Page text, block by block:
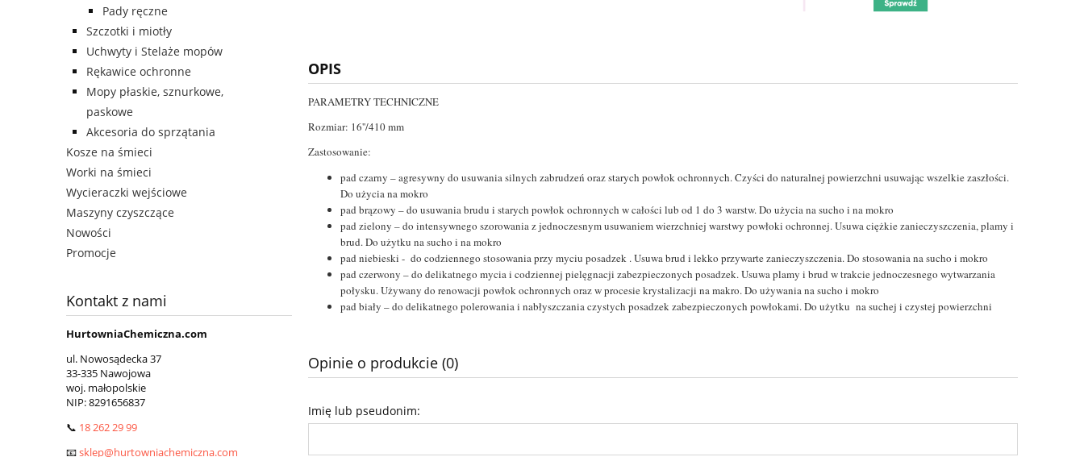
Pady ręczne
Szczotki i miotły
Uchwyty i Stelaże mopów
Rękawice ochronne
Mopy płaskie, sznurkowe,
paskowe
Akcesoria do sprzątania
Kosze na śmieci
Worki na śmieci
Wycieraczki wejściowe
Maszyny czyszczące
Nowości
Promocje
Kontakt z nami
HurtowniaChemiczna.com
ul. Nowosądecka 37
33-335 Nawojowa
woj. małopolskie
NIP:8291656837
📞 18 262 29 99
📧sklep@hurtowniachemiczna.com
OPIS
PARAMETRY TECHNICZNE
Rozmiar: 16''/410 mm
Zastosowanie:
pad czarny – agresywny do usuwania silnych zabrudzeń oraz starych powłok ochronnych. Czyści do naturalnej powierzchni usuwając wszelkie zaszłości.
Do użycia na mokro
pad brązowy – do usuwania brudu i starych powłok ochronnych w całości lub od 1 do 3 warstw. Do użycia na sucho i na mokro
pad zielony – do intensywnego szorowania z jednoczesnym usuwaniem wierzchniej warstwy powłoki ochronnej. Usuwa ciężkie zanieczyszczenia, plamy i
brud. Do użytku na sucho i na mokro
pad niebieski - do codziennego stosowania przy myciu posadzek . Usuwa brud i lekko przywarte zanieczyszczenia. Do stosowania na sucho i mokro
pad czerwony – do delikatnego mycia i codziennej pielęgnacji zabezpieczonych posadzek. Usuwa plamy i brud w trakcie jednoczesnego wytwarzania
połysku. Używany do renowacji powłok ochronnych oraz w procesie krystalizacji na makro. Do używania na sucho i mokro
pad biały – do delikatnego polerowania i nabłyszczania czystych posadzek zabezpieczonych powłokami. Do użytku na suchej i czystej powierzchni
Opinie o produkcie (0)
Imię lub pseudonim: